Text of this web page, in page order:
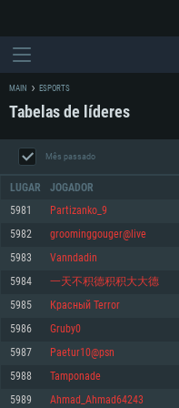
Mínimo
Sistema Operativo: Windows 10
Processador: Dual-Core 2.2 GHz
Mínimo
Sistema Operativo: Mac OS Big
Processador: Core i5 2.2GHz
Mínimo
Sistema Operativo:
Processador: Dual-Core 2.4 GHz
MAIN ESPORTS
Tabelas de líderes
Mês passado
LUGAR JOGADOR
5981 Partizanko_9
5982 groominggouger@live
5983 Vanndadin
5984 一天不积德积积大大德
5985 Красный Terror
5986 Gruby0
5987 Paetur10@psn
5988 Tamponade
5989 Ahmad_Ahmad64243